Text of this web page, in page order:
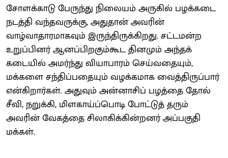
சோளக்காடு பேருந்து நிலையம் அருகில் பழக்கடை
நடத்தி வந்தவருக்கு, அதுதான் அவரின்
வாழ்வாதாரமாகவும் இருந்திருக்கிறது. சட்டமன்ற
உறுப்பினர் ஆனப்பிறகும்கூட தினமும் அந்தக்
கடையில் அமர்ந்து வியாபாரம் செய்வதையும்,
மக்களை சந்திப்பதையும் வழக்கமாக வைத்திருப்பார்
என்கிறார்கள். அதுவும் அன்னாசிப் பழத்தை தோல்
சீவி, நறுக்கி, மிளகாய்ப்பொடி போட்டுத் தரும்
அவரின் வேகத்தை சிலாகிக்கின்றனர் அப்பகுதி
மக்கள்.